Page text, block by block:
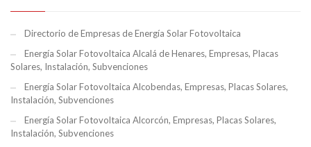
Directorio de Empresas de Energía Solar Fotovoltaica
Energía Solar Fotovoltaica Alcalá de Henares, Empresas, Placas
Solares, Instalación, Subvenciones
Energía Solar Fotovoltaica Alcobendas, Empresas, Placas Solares,
Instalación, Subvenciones
Energía Solar Fotovoltaica Alcorcón, Empresas, Placas Solares,
Instalación, Subvenciones